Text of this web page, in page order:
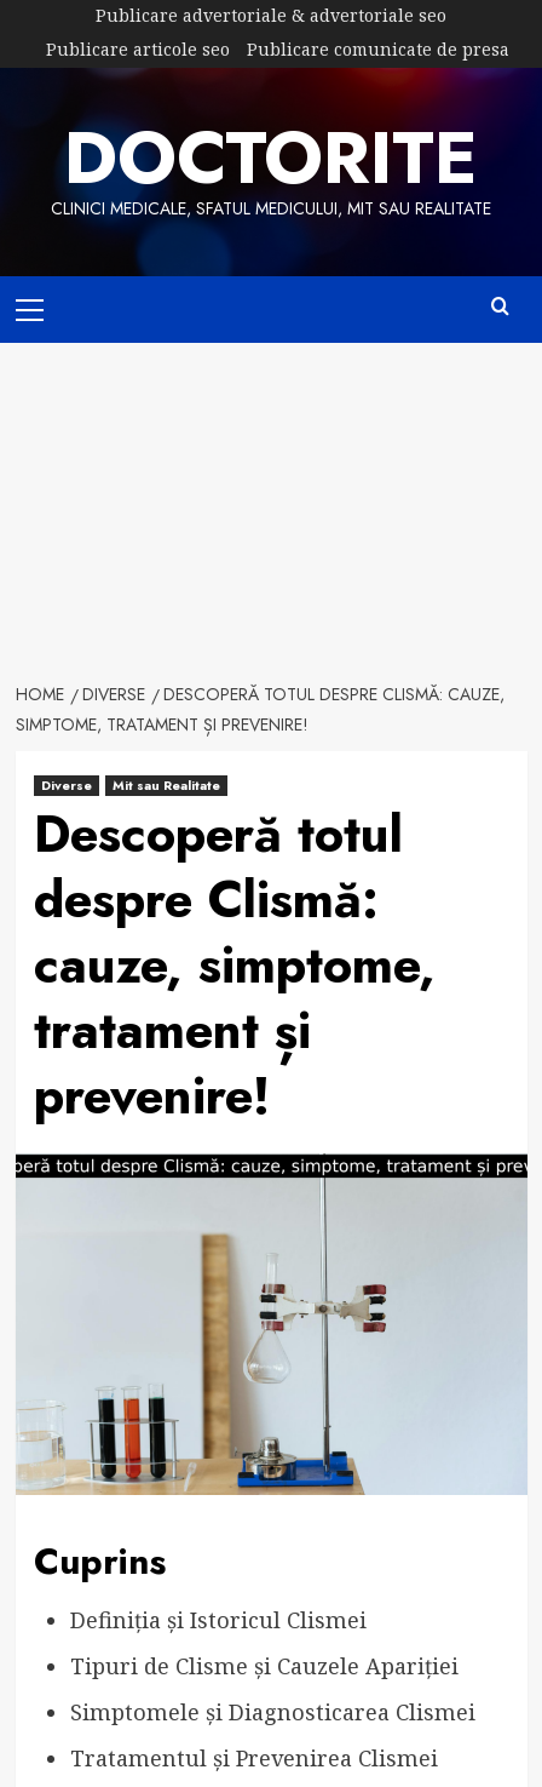
content
Publicare advertoriale & advertoriale seo
Publicare articole seo
Publicare comunicate de presa
DOCTORITE
CLINICI MEDICALE, SFATUL MEDICULUI, MIT SAU REALITATE
Menu
HOME DIVERSE
DESCOPERĂ TOTUL DESPRE CLISMĂ: CAUZE,
SIMPTOME, TRATAMENT ȘI PREVENIRE!
Diverse Mit sau Realitate
Descoperă totul
despre Clismă:
cauze, simptome,
tratament și
prevenire!
Cuprins
Definiția și Istoricul Clismei
Tipuri de Clisme și Cauzele Apariției
Simptomele și Diagnosticarea Clismei
Tratamentul și Prevenirea Clismei